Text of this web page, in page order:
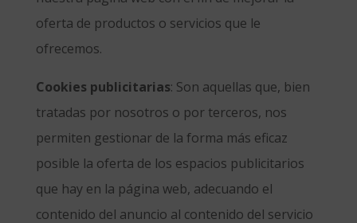
oferta de productos o servicios que le
ofrecemos.
Cookies publicitarias: Son aquellas que, bien
tratadas por nosotros o por terceros, nos
permiten gestionar de la forma más eficaz
posible la oferta de los espacios publicitarios
que hay en la página web, adecuando el
contenido del anuncio al contenido del servicio